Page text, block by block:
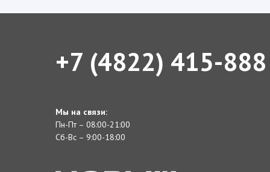
+7 (4822) 415-888
Мы на связи:
Пн-Пт – 08:00-21:00
Сб-Вс – 9:00-18:00